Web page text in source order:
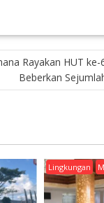
Rayakan HUT
Beberkan
Lingkungan